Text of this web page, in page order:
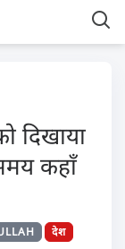
दिखाया
कहाँ
देश